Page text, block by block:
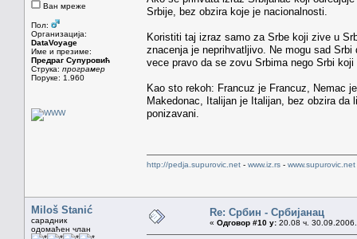
Ван мреже
Пол:
Организација:
DataVoyage
Име и презиме:
Предраг Супуровић
Струка: програмер
Поруке: 1.960
Srbije, bez obzira koje je nacionalnosti.
Koristiti taj izraz samo za Srbe koji zive u
znacenja je neprihvatljivo. Ne mogu sad
vece pravo da se zovu Srbima nego Srbi
Kao sto rekoh: Francuz je Francuz, Nemac
Makedonac, Italijan je Italijan, bez obzira
ponizavani.
http://pedja.supurovic.net - www.iz.rs - www.supurovic.net
Miloš Stanić
сарадник
одомаћен члан
Re: Србин - Србијанац
« Одговор #10 у: 20.08 ч.